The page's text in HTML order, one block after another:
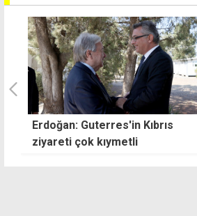
Alkollü sürücü kazanın ardından
tutuklandı